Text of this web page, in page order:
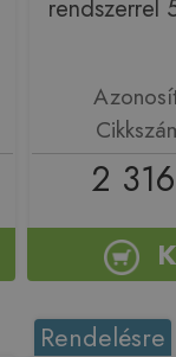
rendszerrel
2
Rendelésre